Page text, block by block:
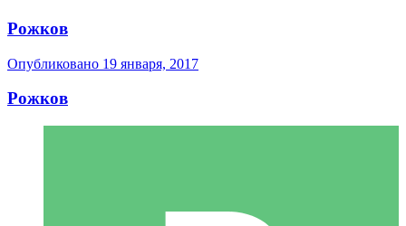
Рожков
Опубликовано 19 января, 2017
Рожков